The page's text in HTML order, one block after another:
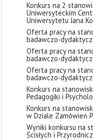
Konkurs na 2
Uniwersyteckim
Uniwersytetu Jana
Oferta pracy na
badawczo-
Oferta pracy na
badawczo-
Oferta pracy na
badawczo-
Konkurs na
Pedagogiki i
Konkurs na
w Dziale Zamówień
Wyniki konkursu na
Ścisłych i